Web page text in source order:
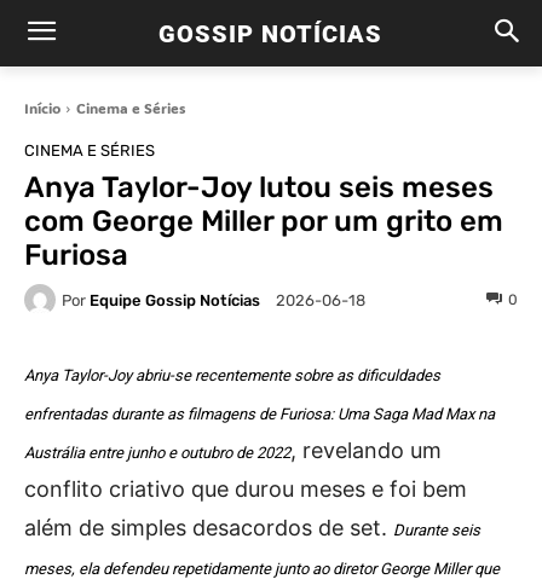
GOSSIP NOTÍCIAS
Início Cinema e Séries
CINEMA E SÉRIES
Anya Taylor-Joy lutou seis meses
com George Miller por um grito em
Furiosa
Por Equipe Gossip Notícias 2026-06-18 0
Anya Taylor-Joy abriu-se recentemente sobre as dificuldades
enfrentadas durante as filmagens de Furiosa: Uma Saga Mad Max na
Austrália entre junho e outubro de 2022, revelando um
conflito criativo que durou meses e foi bem
além de simples desacordos de set. Durante seis
meses, ela defendeu repetidamente junto ao diretor George Miller que